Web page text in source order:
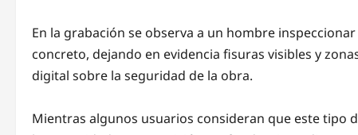
En la grabación se observa a un hombre
concreto, dejando en evidencia fisuras visibles y
digital sobre la seguridad de la obra.
Mientras algunos usuarios consideran que este tipo